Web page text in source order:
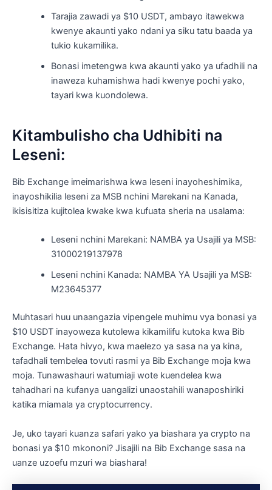
Tarajia zawadi ya $10 USDT, ambayo itawekwa
kwenye akaunti yako ndani ya siku tatu baada ya
tukio kukamilika.
Bonasi imetengwa kwa akaunti yako ya ufadhili na
inaweza kuhamishwa hadi kwenye pochi yako,
tayari kwa kuondolewa.
Kitambulisho cha Udhibiti na
Leseni:
Bib Exchange imeimarishwa kwa leseni inayoheshimika,
inayoshikilia leseni za MSB nchini Marekani na Kanada,
ikisisitiza kujitolea kwake kwa kufuata sheria na usalama:
Leseni nchini Marekani: NAMBA ya Usajili ya MSB:
31000219137978
Leseni nchini Kanada: NAMBA YA Usajili ya MSB:
M23645377
Muhtasari huu unaangazia vipengele muhimu vya bonasi ya
$10 USDT inayoweza kutolewa kikamilifu kutoka kwa Bib
Exchange. Hata hivyo, kwa maelezo ya sasa na ya kina,
tafadhali tembelea tovuti rasmi ya Bib Exchange moja kwa
moja. Tunawashauri watumiaji wote kuendelea kwa
tahadhari na kufanya uangalizi unaostahili wanaposhiriki
katika miamala ya cryptocurrency.
Je, uko tayari kuanza safari yako ya biashara ya crypto na
bonasi ya $10 mkononi? Jisajili na Bib Exchange sasa na
uanze uzoefu mzuri wa biashara!